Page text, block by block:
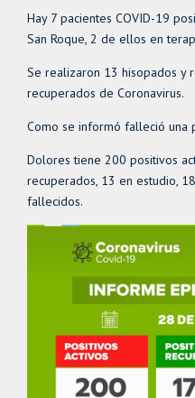
Hay 7 pacientes COVID-19
San Roque, 2 de ellos en
Se realizaron 13 hisopados y
recuperados de Coronavirus.
Como se informó falleció una
Dolores tiene 200 positivos
recuperados, 13 en estudio,
fallecidos.